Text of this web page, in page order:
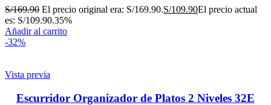
S/169.90 El precio original era: S/169.90.S/109.90El precio actual
es: S/109.90.35%
Añadir al carrito
-32%
Vista previa
Escurridor Organizador de Platos 2 Niveles 32E